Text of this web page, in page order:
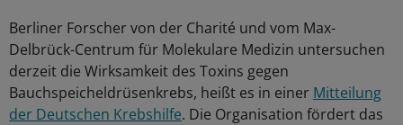
Berliner Forscher von der Charité und vom Max-
Delbrück-Centrum für Molekulare Medizin untersuchen
derzeit die Wirksamkeit des Toxins gegen
Bauchspeicheldrüsenkrebs, heißt es in einer Mitteilung
der Deutschen Krebshilfe. Die Organisation fördert das